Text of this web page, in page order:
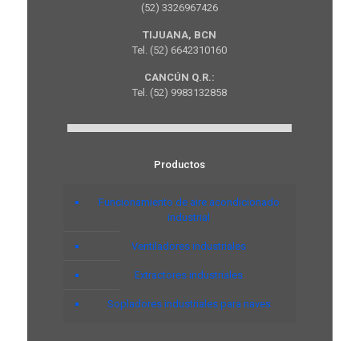
(52) 3326967426
TIJUANA, BCN
Tel. (52) 6642310160
CANCÚN Q.R.:
Tel. (52) 9983132858
Productos
Funcionamiento de aire acondicionado
industrial
Ventiladores industriales
Extractores industriales
Sopladores industriales para naves